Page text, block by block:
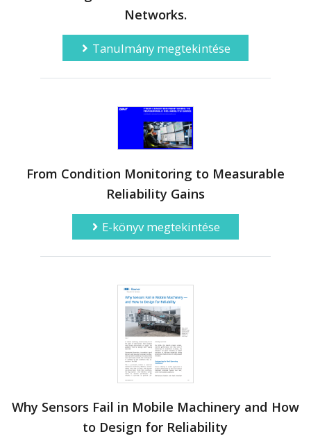
Networks.
Tanulmány megtekintése
From Condition Monitoring to Measurable
Reliability Gains
E-könyv megtekintése
Why Sensors Fail in Mobile Machinery and How
to Design for Reliability